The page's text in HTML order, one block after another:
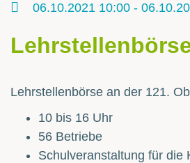
06.10.2021 10:00 -
Lehrstellenbörse an der 121.
10 bis 16 Uhr
56 Betriebe
Schulveranstaltung für die